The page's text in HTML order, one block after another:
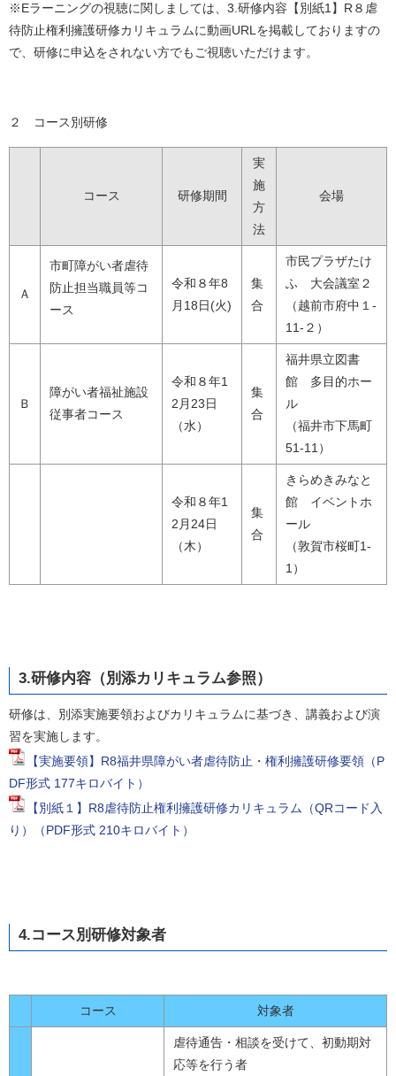
※Eラーニングの視聴に関しましては、3.研修内容【別紙1】R８虐
待防止権利擁護研修カリキュラムに動画URLを掲載しておりますの
で、研修に申込をされない方でもご視聴いただけます。
２ コース別研修
コース 研修期間
実
施
方
法
会場
Ａ
市町障がい者虐待
防止担当職員等コ
ース
令和８年8
月18日(火)
集
合
市民プラザたけ
ふ 大会議室２
（越前市府中１-
11-２）
Ｂ
障がい者福祉施設
従事者コース
令和８年1
2月23日
（水）
集
合
福井県立図書
館 多目的ホー
ル
（福井市下馬町
51-11）
令和８年1
2月24日
（木）
集
合
きらめきみなと
館 イベントホ
ール
（敦賀市桜町1-
1）
3.研修内容（別添カリキュラム参照）
研修は、別添実施要領およびカリキュラムに基づき、講義および演
習を実施します。
【実施要領】R8福井県障がい者虐待防止・権利擁護研修要領（P
DF形式 177キロバイト）
【別紙１】R8虐待防止権利擁護研修カリキュラム（QRコード入
り）（PDF形式 210キロバイト）
4.コース別研修対象者
コース 対象者
虐待通告・相談を受けて、初動期対
応等を行う者